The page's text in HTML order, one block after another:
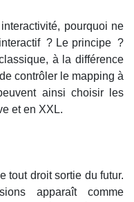
pourquoi ne
? Le principe ?
à la différence
contrôler le mapping à
ainsi choisir les
et en XXL.
tout droit sortie du futur.
apparaît comme